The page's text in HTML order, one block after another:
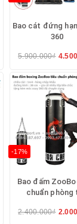
Bao cát đứng
360
5.900.000₫
-17%
Bao đấm
chuẩn phòng
2.400.000₫